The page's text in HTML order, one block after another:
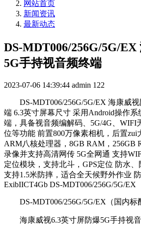
网站首页
新闻资讯
最新动态
DS-MDT006/256G/5G/
5G手持视音频终端
2023-07-06 14:39:44 admin 122
DS-MDT006/256G/5G/EX 海康威视
端 6.3英寸屏幕尺寸 采用Android操作
端，具备视音频编解码、5G/4G、WIFI
位等功能 前置800万像素相机，后置zui
ARM八核处理器，8GB RAM，256GB
录像并支持高清网传 5G全网通 支持
定位模块，支持北斗，GPS定位 防水
支持1.5米防摔，适合全天候野外作业 防
ExibIICT4Gb DS-MDT006/256G/5G/EX
DS-MDT006/256G/5G/EX（国内标
海康威视6.3英寸屏防爆5G手持视